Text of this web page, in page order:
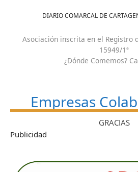
DIARIO COMARCAL DE
Asociación inscrita en el Registro
15949/1ª
¿Dónde Comemos?
Empresas
GRACIAS
Publicidad